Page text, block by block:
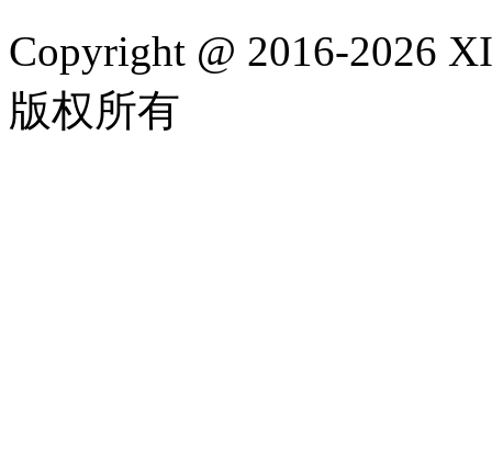
Copyright @ 2016-2026
版权所有